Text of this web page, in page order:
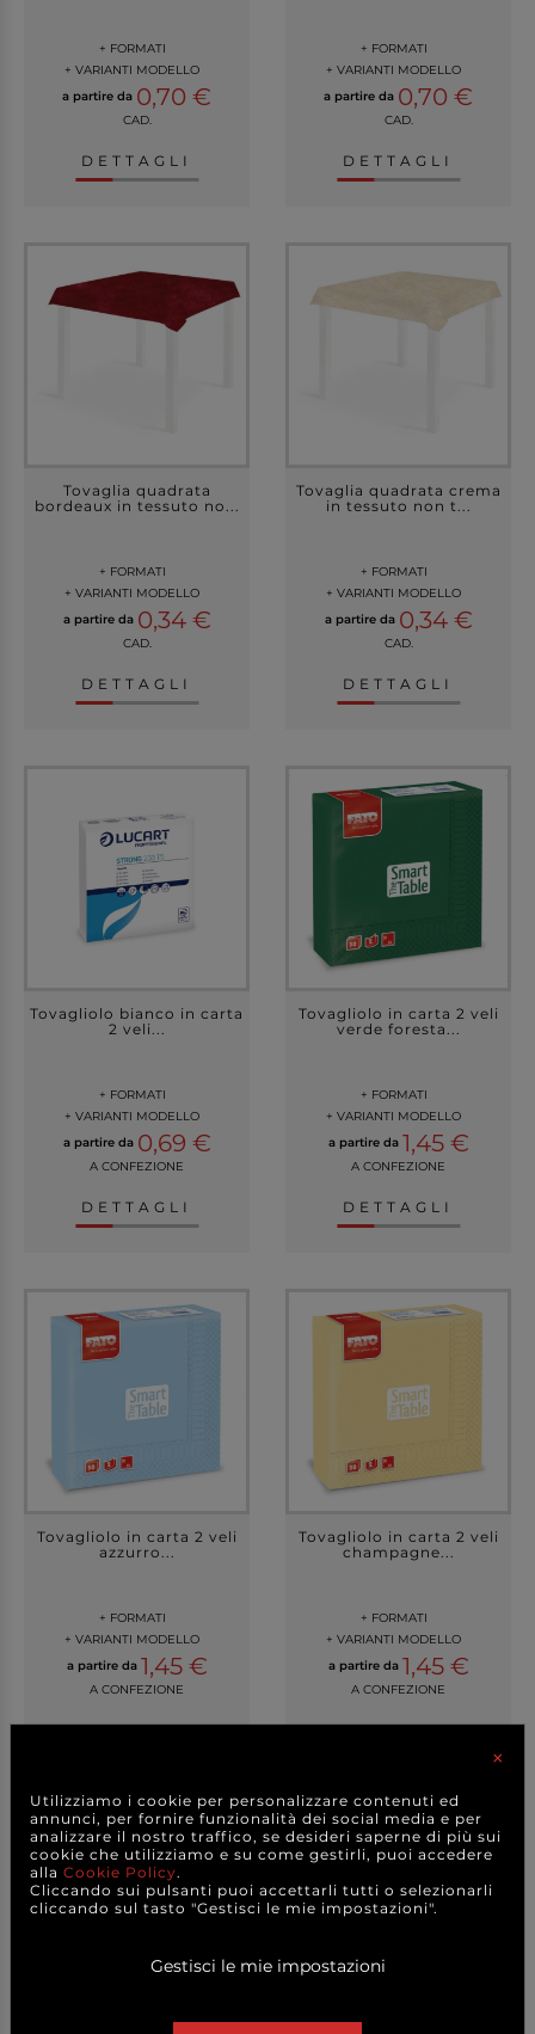
+ FORMATI
+ VARIANTI MODELLO
a partire da 0,70 €
CAD.
DETTAGLI
+ FORMATI
+ VARIANTI MODELLO
a partire da 0,70 €
CAD.
DETTAGLI
Tovaglia quadrata
bordeaux in tessuto no...
+ FORMATI
+ VARIANTI MODELLO
a partire da 0,34 €
CAD.
DETTAGLI
Tovaglia quadrata crema
in tessuto non t...
+ FORMATI
+ VARIANTI MODELLO
a partire da 0,34 €
CAD.
DETTAGLI
Tovagliolo bianco in carta
2 veli...
+ FORMATI
+ VARIANTI MODELLO
a partire da 0,69 €
A CONFEZIONE
DETTAGLI
Tovagliolo in carta 2 veli
verde foresta...
+ FORMATI
+ VARIANTI MODELLO
a partire da 1,45 €
A CONFEZIONE
DETTAGLI
Tovagliolo in carta 2 veli
azzurro...
+ FORMATI
+ VARIANTI MODELLO
a partire da 1,45 €
A CONFEZIONE
DETTAGLI
Tovagliolo in carta 2 veli
champagne...
+ FORMATI
+ VARIANTI MODELLO
a partire da 1,45 €
A CONFEZIONE
DETTAGLI
×
Utilizziamo i cookie per personalizzare contenuti ed
annunci, per fornire funzionalità dei social media e per
analizzare il nostro traffico, se desideri saperne di più sui
cookie che utilizziamo e su come gestirli, puoi accedere
alla Cookie Policy.
Cliccando sui pulsanti puoi accettarli tutti o selezionarli
cliccando sul tasto "Gestisci le mie impostazioni".
Gestisci le mie impostazioni